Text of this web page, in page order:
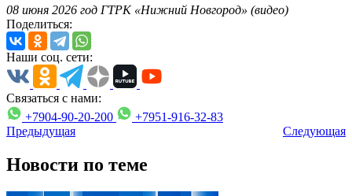
08 июня 2026 год ГТРК «Нижний Новгород» (видео)
Поделиться:
Наши соц. сети:
Связаться с нами:
+7904-90-20-200
+7951-916-32-83
Предыдущая
Следующая
Новости по теме